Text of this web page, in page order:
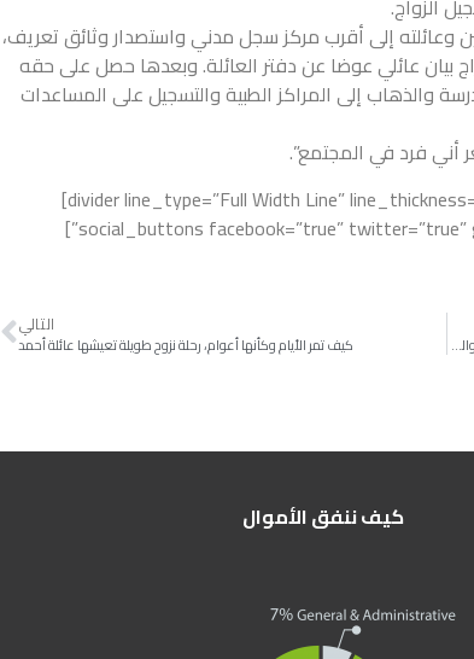
الزواج.
وعائلته إلى أقرب مركز سجل مدني واستصدار وثائق تعريف،
بيان عائلي عوضا عن دفتر العائلة. وبعدها حصل على حقه
والذهاب إلى المراكز الطبية والتسجيل على المساعدات
أني فرد في المجتمع”.
[divider line_type=”Full Width Line” line_thickness=”1″ divider_color=”default” custom_height=”100″]
[social_buttons facebook=”true” twitter=”true” google_plus=”true” linkedin=”true” pinterest=”true”]
بمساعدة معلمتها، تعود شمياء إلى اللعب والانتباه في الصف بعد أن فقدت والديها
التالي
كيف تمر الأيام وكأنها أعوام، رحلة نزوح طويلة تعيشها عائلة أحمد
كيف ننفق الأموال